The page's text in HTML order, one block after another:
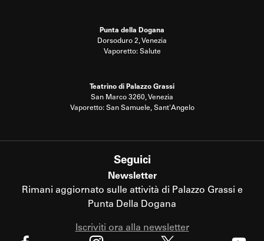
Punta della Dogana
Dorsoduro 2, Venezia
Vaporetto: Salute
Teatrino di Palazzo Grassi
San Marco 3260, Venezia
Vaporetto: San Samuele, Sant'Angelo
Seguici
Newsletter
Rimani aggiornato sulle attività di Palazzo Grassi e
Punta Della Dogana
Iscriviti ora alla newsletter